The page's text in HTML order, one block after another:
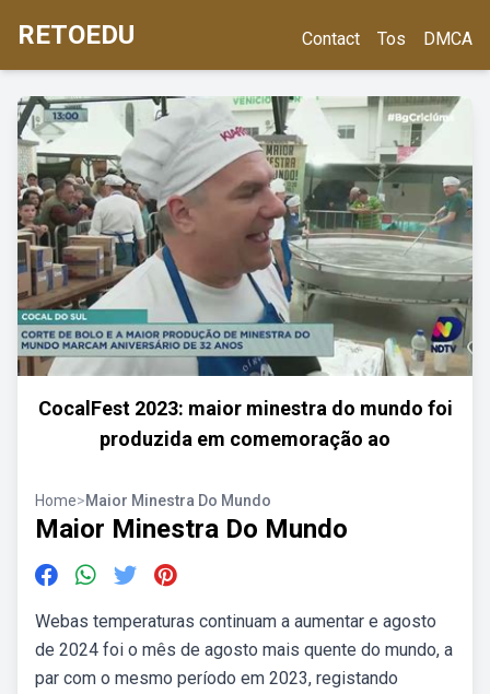
RETOEDU Contact Tos DMCA
CocalFest 2023: maior minestra do mundo foi
produzida em comemoração ao
Home>Maior Minestra Do Mundo
Maior Minestra Do Mundo
Webas temperaturas continuam a aumentar e agosto
de 2024 foi o mês de agosto mais quente do mundo, a
par com o mesmo período em 2023, registando